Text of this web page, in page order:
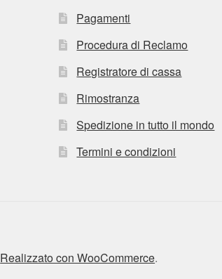
Pagamenti
Procedura di Reclamo
Registratore di cassa
Rimostranza
Spedizione in tutto il mondo
Termini e condizioni
Realizzato con WooCommerce.